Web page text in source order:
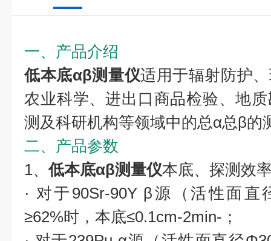
一、产品介绍
低本底αβ测量仪适用于辐射防护
农业科学、进出口商品检验、地
测及科研机构等领域中的总α总β的
二、产品参数
1、低本底αβ测量仪本底、探测效
· 对于90Sr-90Y β源（活性面
≥62%时，本底≤0.1cm-2min-；